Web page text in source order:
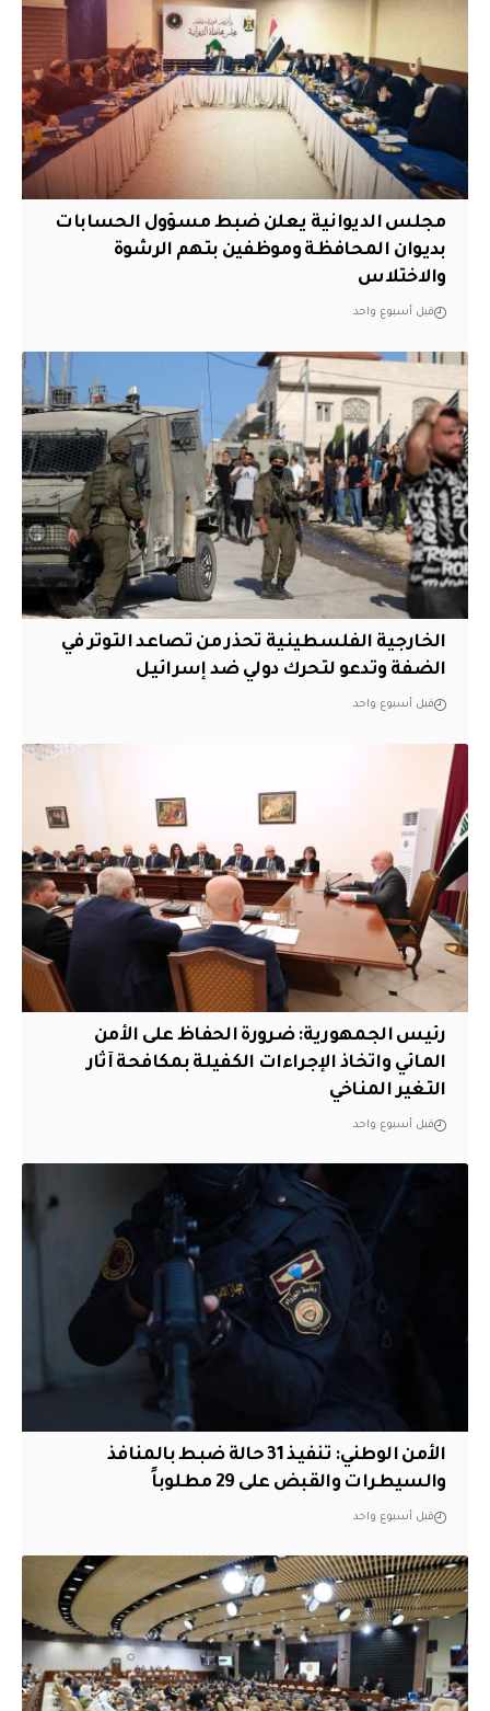
مجلس الديوانية يعلن ضبط مسؤول الحسابات
بديوان المحافظة وموظفين بتهم الرشوة
والاختلاس
قبل أسبوع واحد
الخارجية الفلسطينية تحذر من تصاعد التوتر في
الضفة وتدعو لتحرك دولي ضد إسرائيل
قبل أسبوع واحد
رئيس الجمهورية: ضرورة الحفاظ على الأمن
المائي واتخاذ الإجراءات الكفيلة بمكافحة آثار
التغير المناخي
قبل أسبوع واحد
الأمن الوطني: تنفيذ 31 حالة ضبط بالمنافذ
والسيطرات والقبض على 29 مطلوباً
قبل أسبوع واحد